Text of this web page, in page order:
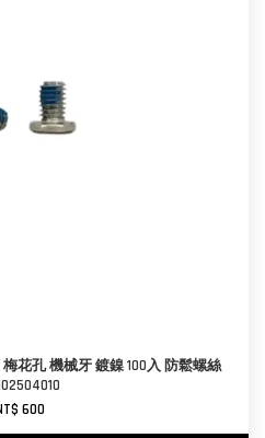
梅花孔 機械牙 鍍鎳 100入 防鬆螺絲
600